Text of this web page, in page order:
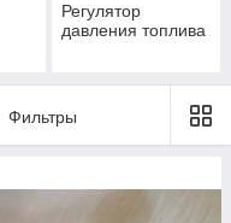
Регулятор
давления топлива
Фильтры